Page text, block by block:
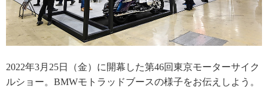
2022年3月25日（金）に開幕した第46回東京モーターサイク
ルショー。BMWモトラッドブースの様子をお伝えしよう。